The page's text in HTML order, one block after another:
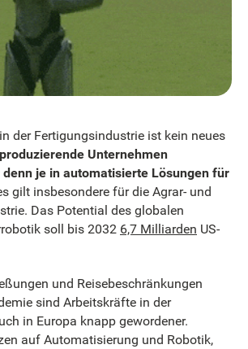
der Fertigungsindustrie ist kein neues
produzierende Unternehmen
je in automatisierte Lösungen für
gilt insbesondere für die Agrar- und
Das Potential des globalen
soll bis 2032 6,7 Milliarden US-
und Reisebeschränkungen
sind Arbeitskräfte in der
in Europa knapp gewordener.
auf Automatisierung und Robotik,